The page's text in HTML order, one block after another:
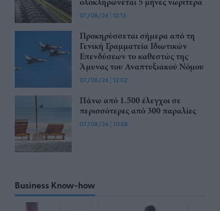
07/08/26 | 12:13
Προκηρύσσεται σήμερα από τη
Γενική Γραμματεία Ιδιωτικών
Επενδύσεων το καθεστώς της
Άμυνας του Αναπτυξιακού Νόμου
07/08/26 | 12:02
Πάνω από 1.500 έλεγχοι σε
περισσότερες από 300 παραλίες
07/08/26 | 10:58
Business Know-how